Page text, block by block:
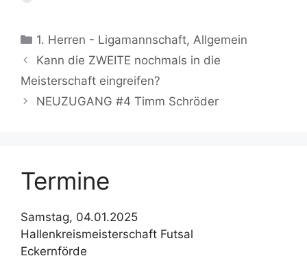
Kategorien
1. Herren - Ligamannschaft,Allgemein
Kann die ZWEITE nochmals in die
Meisterschaft eingreifen?
NEUZUGANG #4 Timm Schröder
Termine
Samstag, 04.01.2025
Hallenkreismeisterschaft Futsal
Eckernförde